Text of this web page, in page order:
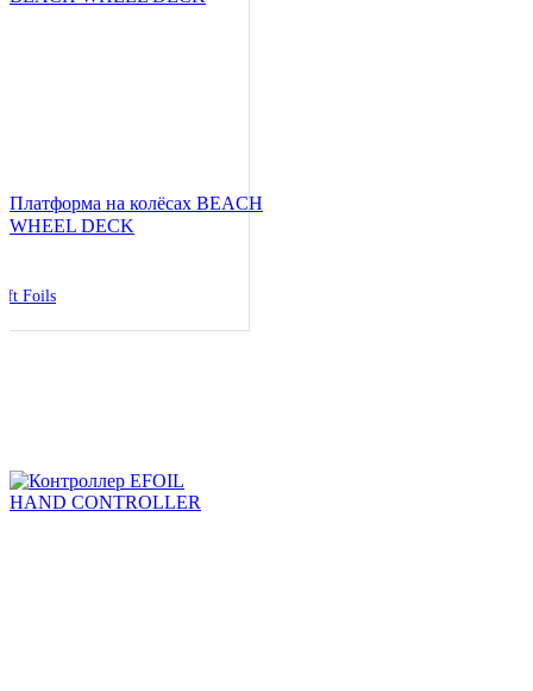
Платформа на колёсах BEACH
WHEEL DECK
Foils